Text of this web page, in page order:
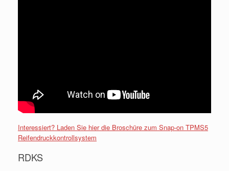
Interessiert? Laden Sie hier die Broschüre zum Snap-on TPMS5
Reifendruckkontrollsystem
RDKS